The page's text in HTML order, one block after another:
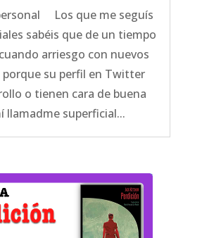
Los que me seguís
sabéis que de un tiempo
arriesgo con nuevos
porque su perfil en Twitter
o tienen cara de buena
llamadme superficial...